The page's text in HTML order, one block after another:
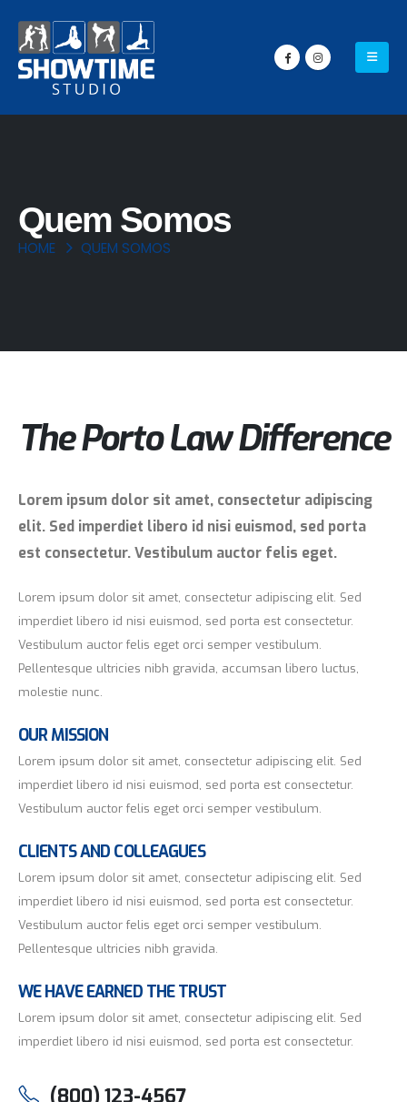
Quem Somos
HOME QUEM SOMOS
About Us
The Porto Law Difference
Lorem ipsum dolor sit amet, consectetur adipiscing
elit. Sed imperdiet libero id nisi euismod, sed porta
est consectetur. Vestibulum auctor felis eget.
Lorem ipsum dolor sit amet, consectetur adipiscing elit. Sed
imperdiet libero id nisi euismod, sed porta est consectetur.
Vestibulum auctor felis eget orci semper vestibulum.
Pellentesque ultricies nibh gravida, accumsan libero luctus,
molestie nunc.
OUR MISSION
Lorem ipsum dolor sit amet, consectetur adipiscing elit. Sed
imperdiet libero id nisi euismod, sed porta est consectetur.
Vestibulum auctor felis eget orci semper vestibulum.
CLIENTS AND COLLEAGUES
Lorem ipsum dolor sit amet, consectetur adipiscing elit. Sed
imperdiet libero id nisi euismod, sed porta est consectetur.
Vestibulum auctor felis eget orci semper vestibulum.
Pellentesque ultricies nibh gravida.
WE HAVE EARNED THE TRUST
Lorem ipsum dolor sit amet, consectetur adipiscing elit. Sed
imperdiet libero id nisi euismod, sed porta est consectetur.
(800) 123-4567